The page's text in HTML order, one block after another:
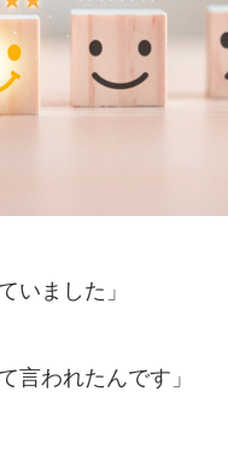
いました」
言われたんです」